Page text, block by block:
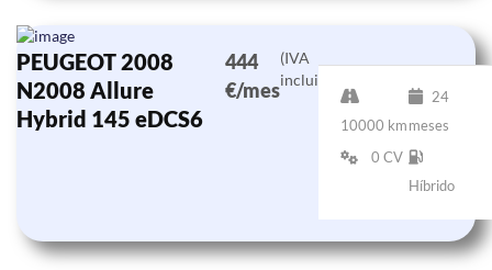
PEUGEOT 2008
N2008 Allure
Hybrid 145 eDCS6
444
€/mes
(IVA
incluido)
10000 km
24
meses
0 CV
Híbrido